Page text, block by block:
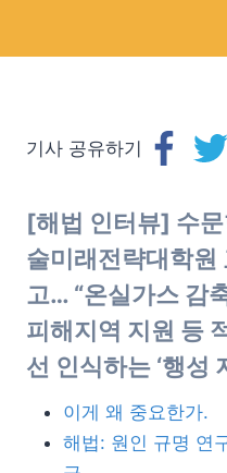
기사 공유하기
[해법 인터뷰] 수
술미래전략대학원
고… “온실가스 감
피해지역 지원 등
선 인식하는 ‘행성
이게 왜 중요한가.
해법: 원인 규명 연